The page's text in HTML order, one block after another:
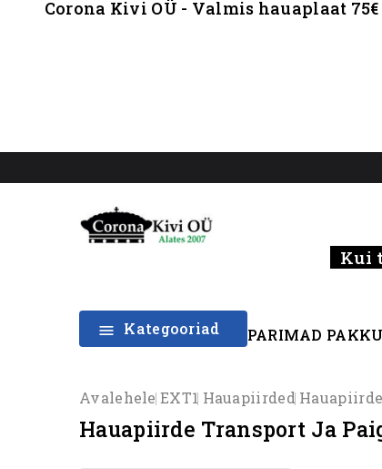
Corona Kivi OÜ - Valmis hauaplaat
Kui
 Kategooriad PARIMAD
Avalehele EXT1 Hauapiirded
Hauapiirde Transport Ja